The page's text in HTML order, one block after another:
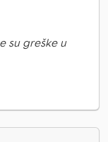
su greške u